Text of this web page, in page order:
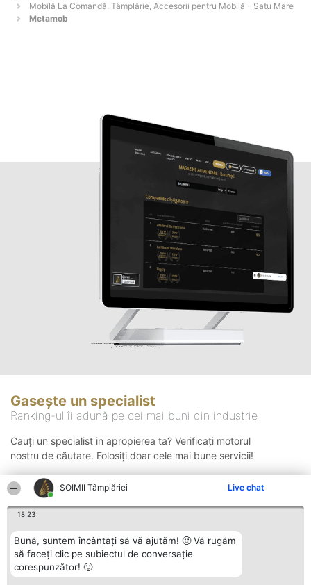
ȘOIMII Tâmplăriei Live chat
18:23
Bună, suntem încântați să vă ajutăm! 🙂 Vă rugăm
să faceți clic pe subiectul de conversație
corespunzător! 🙂
Mobilă La Comandă, Tâmplărie, Accesorii pentru Mobilă - Satu Mare
Metamob
Gasește un specialist
Ranking-ul îi adună pe cei mai buni din industrie
Cauți un specialist in apropierea ta? Verificați motorul
nostru de căutare. Folosiți doar cele mai bune servicii!